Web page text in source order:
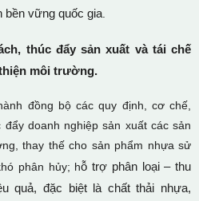
bền vững quốc gia
thúc đẩy sản xuất và tái chế
môi trường.
đồng bộ các quy định, cơ chế,
doanh nghiệp sản xuất các sản
thay thế cho sản phẩm nhựa sử
phân hủy; hỗ trợ phân loại – thu
quả, đặc biệt là chất thải nhựa,